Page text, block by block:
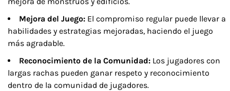
Mejora del Juego: El compromiso regular puede llevar a
habilidades y estrategias mejoradas, haciendo el juego
más agradable.
Reconocimiento de la Comunidad: Los jugadores con
largas rachas pueden ganar respeto y reconocimiento
dentro de la comunidad de jugadores.